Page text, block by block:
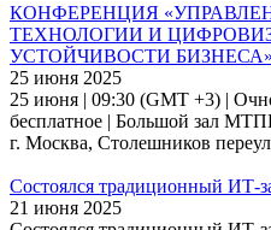
КОНФЕРЕНЦИЯ
ТЕХНОЛОГИИ И
УСТОЙЧИВОСТИ БИЗНЕСА»
25 июня 2025
25 июня | 09:30 (GMT +3) |
бесплатное | Большой зал
г. Москва, Столешников
Состоялся традиционный ИТ-
21 июня 2025